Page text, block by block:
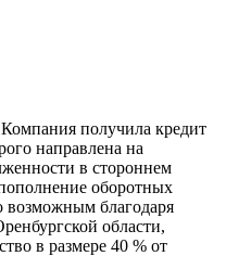
Компания получила кредит
направлена на
в стороннем
оборотных
возможным благодаря
области,
в размере 40 % от